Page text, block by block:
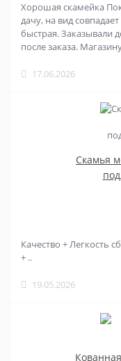
Хорошая скамейка
дачу, на вид
быстрая. Заказывали
после заказа.
17.06.2026
Скамья
Качество + Легкость
+ ..
19.05.2026